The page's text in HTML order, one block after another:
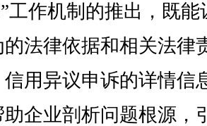
工作机制的推出，既
法律依据和相关法律
用异议申诉的详情信
企业剖析问题根源，